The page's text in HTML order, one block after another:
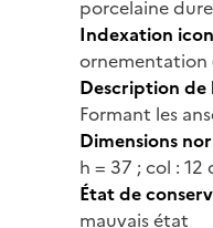
porcelaine
Indexation
ornementation
Description
Formant les
Dimensions
h = 37 ; col : 12
État de
mauvais état